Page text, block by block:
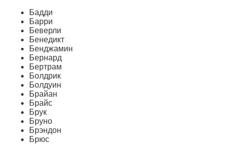
Бадди
Барри
Беверли
Бенедикт
Бенджамин
Бернард
Бертрам
Болдрик
Болдуин
Брайан
Брайс
Брук
Бруно
Брэндон
Брюс